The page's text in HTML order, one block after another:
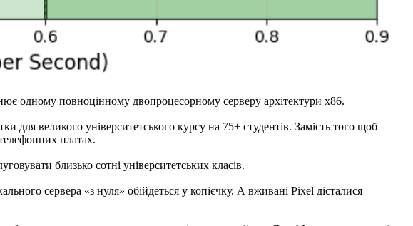
одному повноцінному двопроцесорному серверу архітектури x86.
для великого університетського курсу на 75+ студентів. Замість того щоб
платах.
близько сотні університетських класів.
сервера «з нуля» обійдеться у копієчку. А вживані Pixel дісталися